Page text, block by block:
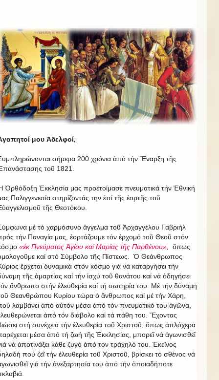
μου Ἀδελφοί,
σήμερα 200 χρόνια ἀπό τήν Ἔναρξη τῆς
τοῦ 1821.
Ὀρθόδοξη Ἐκκλησία μας προετοίμασε πνευματικά τήν Ἐθνική
Παλιγγενεσία στηρίζοντάς την ἐπί τῆς ἑορτῆς τοῦ
τῆς Θεοτόκου.
μέ τό χαρμόσυνο ἄγγελμα τοῦ Ἀρχαγγέλου Γαβριήλ
τήν Παναγία μας, ἑορτάζουμε τόν ἐρχομό τοῦ Θεοῦ στόν
«ἐκ Πνεύματος Ἁγίου καί Μαρίας τῆς Παρθένου»,
ὅπως
καί στό Σύμβολο τῆς Πίστεως. Ὁ Θεάνθρωπος
ἔρχεται δυναμικά στόν κόσμο γιά νά καταργήσει τήν
τῆς ἁμαρτίας καί τήν ἰσχύ τοῦ θανάτου καί νά ὁδηγήσει
ἄνθρωπο στήν ἐλευθερία καί τή σωτηρία του. Μέ τήν δύναμη
Θεανθρώπου Κυρίου τώρα ὁ ἄνθρωπος καί μέ τήν Χάρη,
λαμβάνει ἀπό αὐτόν μέσα ἀπό τόν πνευματικό του ἀγῶνα,
ἀπό τόν διάβολο καί τά πάθη του. Ἔχοντας
στή συνέχεια τήν ἐλευθερία τοῦ Χριστοῦ, ὅπως ἁπλόχερα
μέσα ἀπό τή ζωή τῆς Ἐκκλησίας, μπορεῖ νά ἀγωνισθεῖ
νά ἀποτινάξει κάθε ζυγό ἀπό τον τράχηλό του. Ἐκεῖνος
πού ζεῖ τήν ἐλευθερία τοῦ Χριστοῦ, βρίσκει τό σθένος νά
γιά τήν ἀνεξαρτησία του ἀπό τήν ὁποιαδήποτε